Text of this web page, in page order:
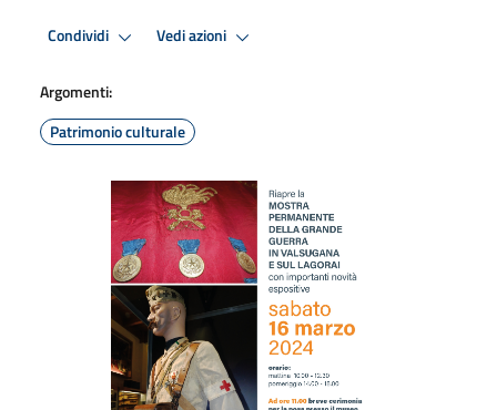
Condividi Vedi azioni
Argomenti:
Patrimonio culturale